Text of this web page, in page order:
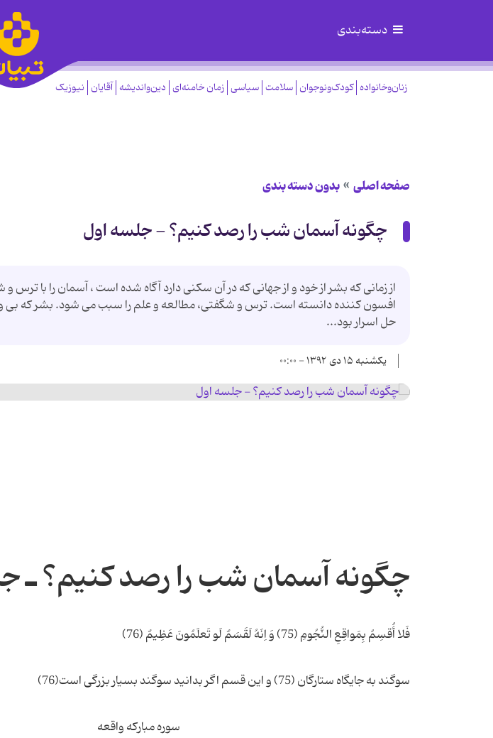
دسته‌بندی
زنان‌وخانواده کودک‌ونوجوان سلامت سیاسی زمان خامنه‌ای دین‌واندیشه آقایان نیوزیک
صفحه اصلی بدون دسته بندی
چگونه آسمان شب را رصد کنیم؟ - جلسه اول
از زمانی كه بشر از خود و از جهانی كه در آن سكنی دارد آگاه شده است ، آسمان را با ترس
افسون كننده دانسته است. ترس و شگفتی، مطالعه و علم را سبب می شود. بشر كه بی
حل اسرار بود...
یکشنبه ۱۵ دی ۱۳۹۲ - ۰۰:۰۰
چگونه آسمان شب را رصد كنیم؟ ـ
فَلا أُقسِمُ بِمَواقِعِ النُّجُومِ (75) وَ اِنَهُ لَقَسَمٌ لَو تَعلَمُونَ عَظِیمٌ (76)
سوگند به جایگاه ستارگان (75) و این قسم اگر بدانید سوگند بسیار بزرگی است(76)
سوره مبارکه واقعه